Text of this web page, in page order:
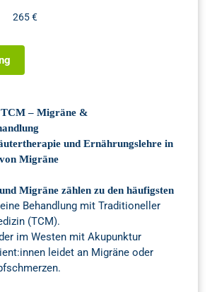
265 €
– Migräne &
und Ernährungslehre in
Migräne
Migräne zählen zu den häufigsten
Behandlung mit Traditioneller
(TCM).
im Westen mit Akupunktur
leidet an Migräne oder